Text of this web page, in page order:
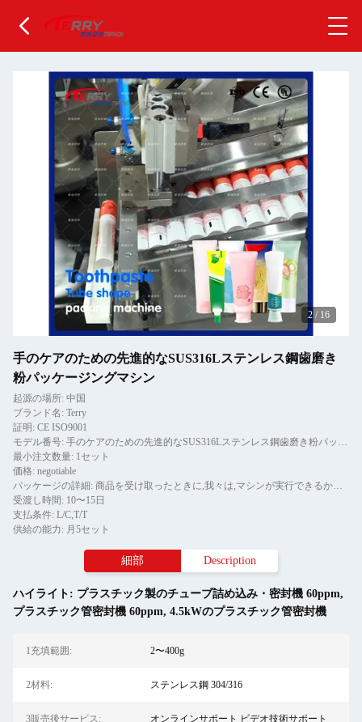
2 / 16
手のケアのための先進的なSUS316Lステンレス鋼歯磨き
粉パッケージングマシン
起源の場所: 中国
ブランド名: Terry
証明: CE ISO9001
モデル番号: 手のケアのための先進的なSUS316Lステンレス鋼歯磨き粉パッケージングマシン
最小注文数量: 1セット
価格: negotiable
パッケージの詳細: 商品を受け取ったときに,我々は,マシンが実行できるかどうかを確認します.包裹を開けて,商品が良い状態にあるか確認してください.箱が壊れたり,別の状況で
受渡し時間: 10〜15日
支払条件: L/C,T/T
供給の能力: 月5セット
細部 Description
ハイライト: プラスチック製のチューブ詰め込み・密封機 60ppm,
プラスチック管密封機 60ppm, 4.5kWのプラスチック管密封機
1充填範囲: 2〜400g
2材料: ステンレス鋼 304/316
3販売後サービス: オンラインサポート ビデオ技術サポート